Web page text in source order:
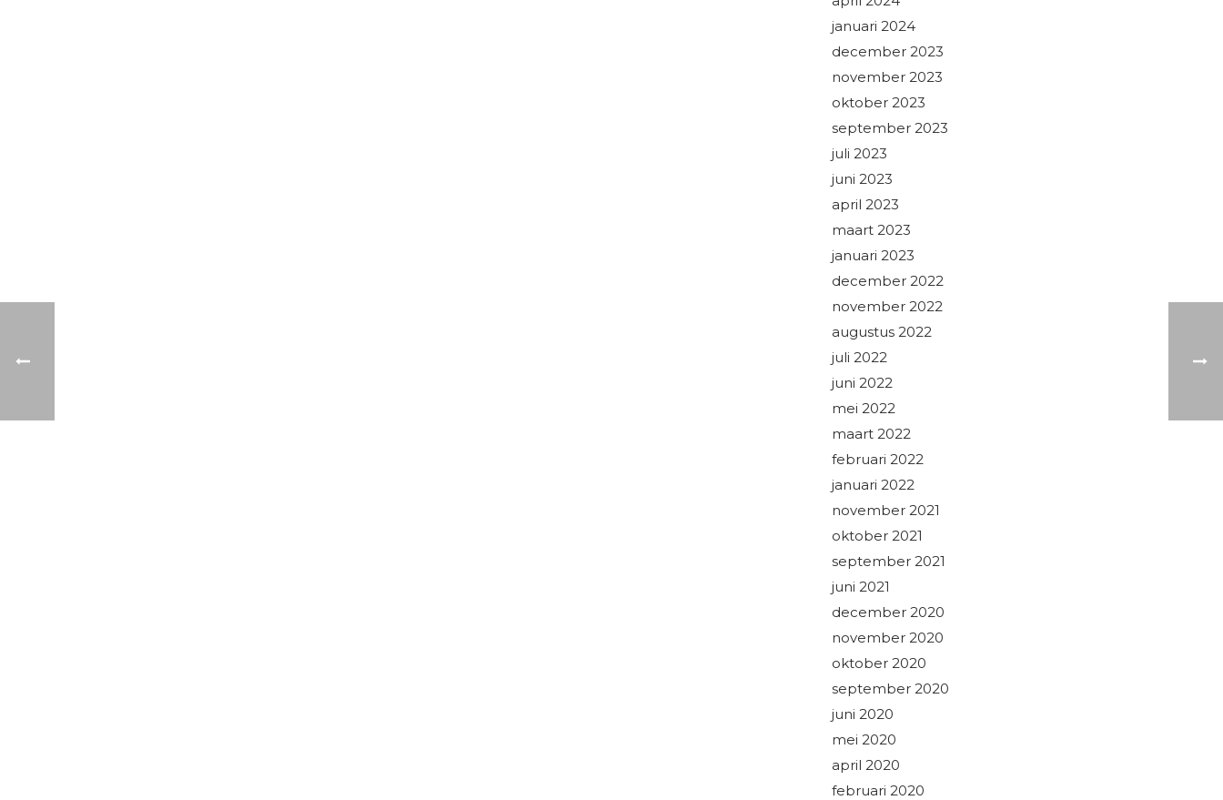
januari 2024
december 2023
november 2023
oktober 2023
september 2023
juli 2023
juni 2023
april 2023
maart 2023
januari 2023
december 2022
november 2022
augustus 2022
juli 2022
juni 2022
mei 2022
maart 2022
februari 2022
januari 2022
november 2021
oktober 2021
september 2021
juni 2021
december 2020
november 2020
oktober 2020
september 2020
juni 2020
mei 2020
april 2020
februari 2020